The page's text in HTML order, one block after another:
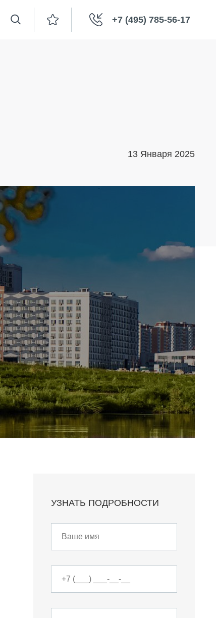
+7 (495) 785-56-17
13 Января 2025
УЗНАТЬ ПОДРОБНОСТИ